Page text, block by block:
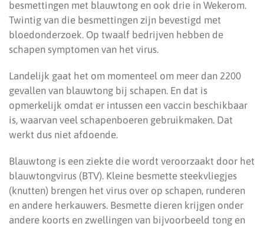
besmettingen met blauwtong en ook drie in Wekerom.
Twintig van die besmettingen zijn bevestigd met
bloedonderzoek. Op twaalf bedrijven hebben de
schapen symptomen van het virus.
Landelijk gaat het om momenteel om meer dan 2200
gevallen van blauwtong bij schapen. En dat is
opmerkelijk omdat er intussen een vaccin beschikbaar
is, waarvan veel schapenboeren gebruikmaken. Dat
werkt dus niet afdoende.
Blauwtong is een ziekte die wordt veroorzaakt door het
blauwtongvirus (BTV). Kleine besmette steekvliegjes
(knutten) brengen het virus over op schapen, runderen
en andere herkauwers. Besmette dieren krijgen onder
andere koorts en zwellingen van bijvoorbeeld tong en